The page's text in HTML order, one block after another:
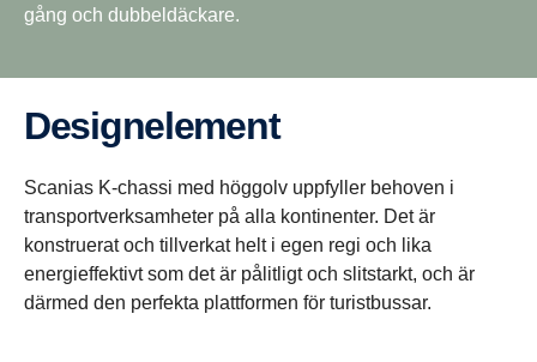
gång och dubbeldäckare.
Designelement
Scanias K-chassi med höggolv uppfyller behoven i
transportverksamheter på alla kontinenter. Det är
konstruerat och tillverkat helt i egen regi och lika
energieffektivt som det är pålitligt och slitstarkt, och är
därmed den perfekta plattformen för turistbussar.